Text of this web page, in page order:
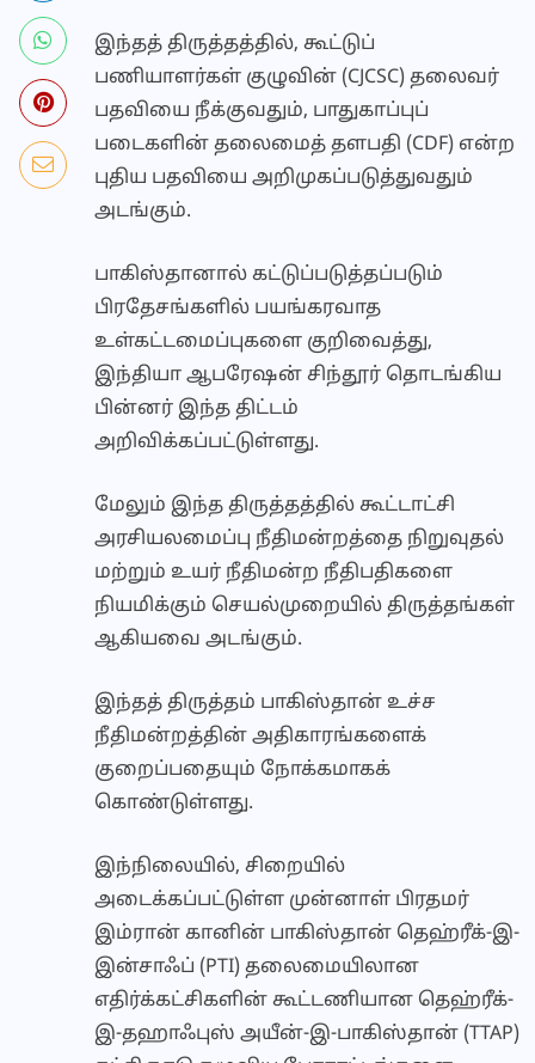
இந்தத் திருத்தத்தில், கூட்டுப்
பணியாளர்கள் குழுவின் (CJCSC) தலைவர்
பதவியை நீக்குவதும், பாதுகாப்புப்
படைகளின் தலைமைத் தளபதி (CDF) என்ற
புதிய பதவியை அறிமுகப்படுத்துவதும்
அடங்கும்.
பாகிஸ்தானால் கட்டுப்படுத்தப்படும்
பிரதேசங்களில் பயங்கரவாத
உள்கட்டமைப்புகளை குறிவைத்து,
இந்தியா ஆபரேஷன் சிந்தூர் தொடங்கிய
பின்னர் இந்த திட்டம்
அறிவிக்கப்பட்டுள்ளது.
மேலும் இந்த திருத்தத்தில் கூட்டாட்சி
அரசியலமைப்பு நீதிமன்றத்தை நிறுவுதல்
மற்றும் உயர் நீதிமன்ற நீதிபதிகளை
நியமிக்கும் செயல்முறையில் திருத்தங்கள்
ஆகியவை அடங்கும்.
இந்தத் திருத்தம் பாகிஸ்தான் உச்ச
நீதிமன்றத்தின் அதிகாரங்களைக்
குறைப்பதையும் நோக்கமாகக்
கொண்டுள்ளது.
இந்நிலையில், சிறையில்
அடைக்கப்பட்டுள்ள முன்னாள் பிரதமர்
இம்ரான் கானின் பாகிஸ்தான் தெஹ்ரீக்-இ-
இன்சாஃப் (PTI) தலைமையிலான
எதிர்க்கட்சிகளின் கூட்டணியான தெஹ்ரீக்-
இ-தஹாஃபுஸ் அயீன்-இ-பாகிஸ்தான் (TTAP)